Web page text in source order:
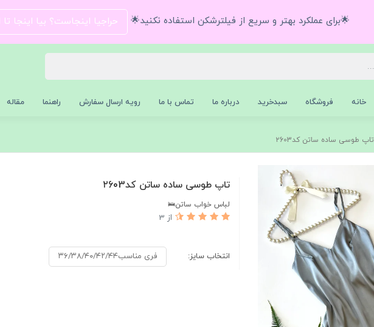
🌟برای عملکرد بهتر و سریع از فیلترشکن استفاده نکنید🌟 حراجیا اینجاست؟ بیا اینجا
خانه فروشگاه سبدخرید درباره ما تماس با ما رویه ارسال سفارش راهنما مقاله
تاپ طوسی ساده ساتن کد۲603
تاپ طوسی ساده ساتن کد۲603
لباس خواب ساتن🛌
از 3
انتخاب سایز: فری مناسب۳۶/۳۸/۴۰/۴۲/۴۴